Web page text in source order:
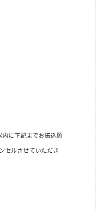
に下記までお振込願
セルさせていただき